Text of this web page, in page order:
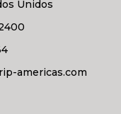
Unidos
americas.com